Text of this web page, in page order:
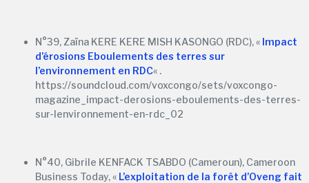
N°39, Zaïna KERE KERE MISH KASONGO (RDC), « Impact
d’érosions Eboulements des terres sur
l’environnement en RDC« .
https://soundcloud.com/voxcongo/sets/voxcongo-
magazine_impact-derosions-eboulements-des-terres-
sur-lenvironnement-en-rdc_02
N°40, Gibrile KENFACK TSABDO (Cameroun), Cameroon
Business Today, « L’exploitation de la forêt d’Oveng fait